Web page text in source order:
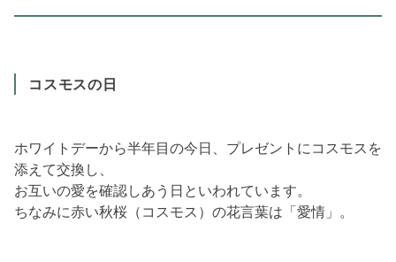
コスモスの日
ホワイトデーから半年目の今日、プレゼントにコスモスを
添えて交換し、
お互いの愛を確認しあう日といわれています。
ちなみに赤い秋桜（コスモス）の花言葉は「愛情」。